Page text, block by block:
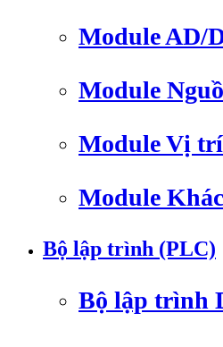
Module AD/
Module
Module Vị trí
Module Khác
Bộ lập trình (PLC)
Bộ lập trình